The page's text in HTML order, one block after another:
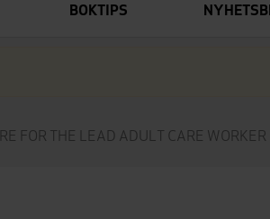
BOKTIPS
FOR THE LEAD ADULT CARE WORKER